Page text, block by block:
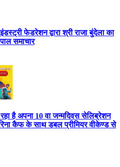
फेडरेशन द्वारा श्री राजा बुंदेला का
समाचार
है अपना 10 वा जन्मदिवस सेलिब्रेशन
कैफ के साथ डबल प्रीमियर वीकेण्ड से